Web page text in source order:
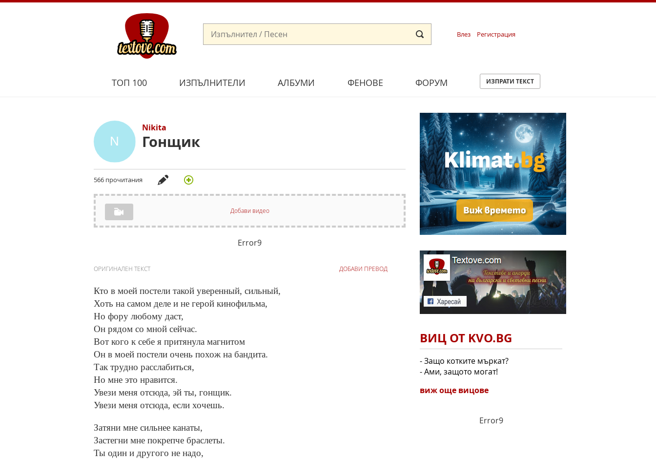
Влез Регистрация
ТОП 100 ИЗПЪЛНИТЕЛИ АЛБУМИ ФЕНОВЕ ФОРУМ ИЗПРАТИ ТЕКСТ
Nikita
Гонщик
566 прочитания
Добави видео
Error9
ОРИГИНАЛЕН ТЕКСТ
Кто в моей постели такой уверенный, сильный,
Хоть на самом деле и не герой кинофильма,
Но фору любому даст,
Он рядом со мной сейчас.
Вот кого к себе я притянула магнитом
Он в моей постели очень похож на бандита.
Так трудно расслабиться,
Но мне это нравится.
Увези меня отсюда, эй ты, гонщик.
Увези меня отсюда, если хочешь.
Затяни мне сильнее канаты,
Застегни мне покрепче браслеты.
Ты один и другого не надо,
ДОБАВИ ПРЕВОД
ВИЦ ОТ KVO.BG
- Защо котките мъркат?
- Ами, защото могат!
виж още вицове
Error9